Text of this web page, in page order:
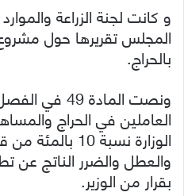
و كانت لجنة الزراعة
المجلس تقريرها حول
بالحراج.
ونصت المادة
العاملين في الحراج
الوزارة نسبة
والعطل والضرر الناتج عن
بقرار من الوزير.